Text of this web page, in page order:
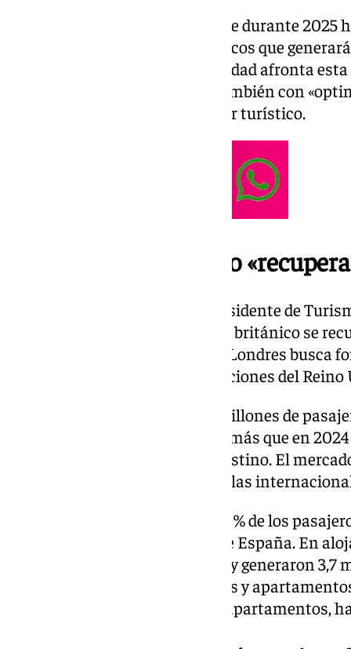
Las estimaciones apuntan a que durante 2025
3,17 millones de turistas británicos que
4.609 millones de euros. La entidad afronta
contexto internacional, pero también con
confirman la mejora en el sector turístico.
Un mercado británico
Durante su intervención, el presidente de
, destacó que “el mercado británico se
subrayado que su presencia en Londres busca
operadores, aerolíneas y asociaciones del
Entre enero y septiembre, 2,4 millones de
Aeropuerto de Málaga, un 7,9 % más que en
consolidando la fortaleza del destino. El
del total de llegadas y el 28 % de las
La Costa del Sol concentra el 85 % de los
Andalucía y casi el 13 % de los de España. En
hospedaron en hoteles (+4,2 %) y generaron
%). El total de viajeros en hoteles y
cuales 148.736 corresponden a apartamentos,